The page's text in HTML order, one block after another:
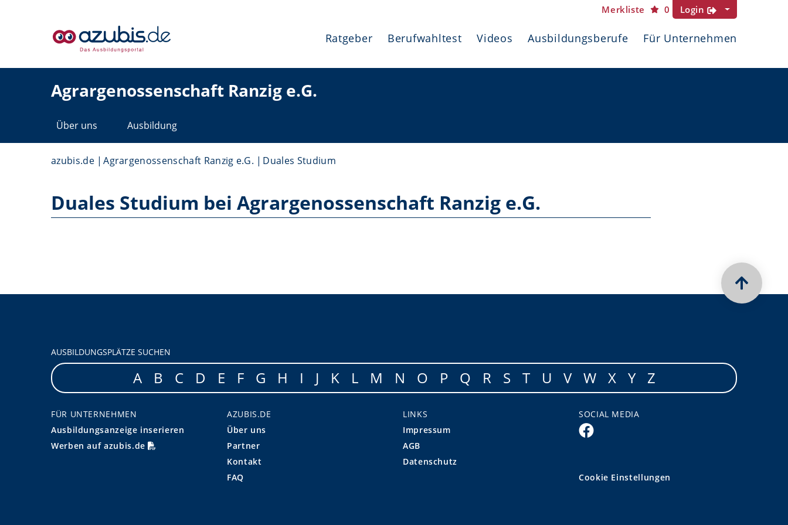
Merkliste 0 Login
Ratgeber Berufwahltest Videos Ausbildungsberufe Für Unternehmen
Agrargenossenschaft Ranzig e.G.
Über uns Ausbildung
azubis.de Agrargenossenschaft Ranzig e.G. Duales Studium
Duales Studium bei Agrargenossenschaft Ranzig e.G.
AUSBILDUNGSPLÄTZE SUCHEN
A B C D E F G H I J K L M N O P Q R S T U V W X Y Z
FÜR UNTERNEHMEN
Ausbildungsanzeige inserieren
Werben auf azubis.de
AZUBIS.DE
Über uns
Partner
Kontakt
FAQ
LINKS
Impressum
AGB
Datenschutz
SOCIAL MEDIA
Cookie Einstellungen